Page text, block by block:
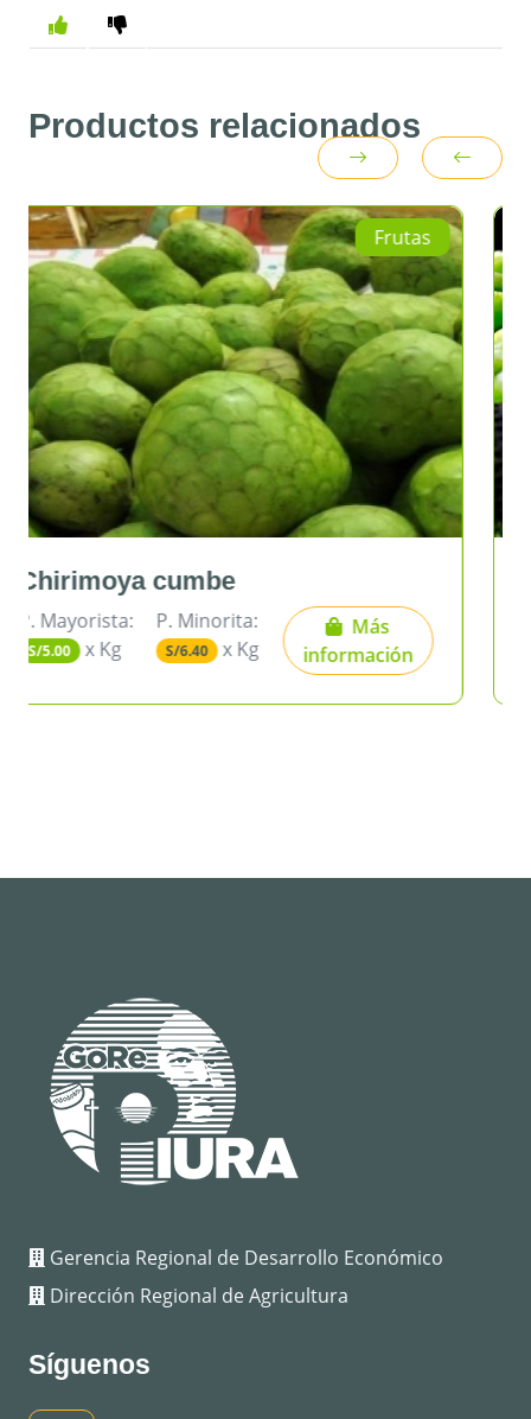
Productos relacionados
Frutas
Más
información
P. Mayorista:
S/1.69 x Kg
P. Minorita:
S/2.55
Gerencia Regional de Desarrollo Económico
Dirección Regional de Agricultura
Síguenos